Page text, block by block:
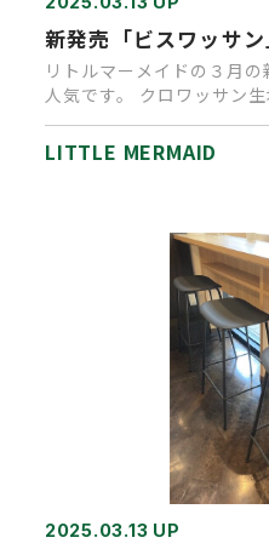
新発売「ビスワッサン
リトルマーメイドの３月
人気です。 クロワッサン
LITTLE MERMAID
2025.03.13 UP